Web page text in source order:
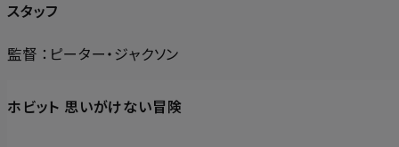
スタッフ
監督 ：ピーター・ジャクソン
ホビット 思いがけない冒険